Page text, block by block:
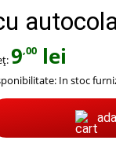
9,00 lei
In stoc